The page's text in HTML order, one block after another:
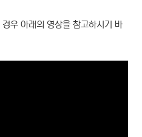
우 아래의 영상을 참고하시기 바